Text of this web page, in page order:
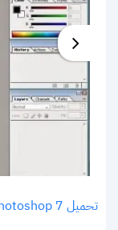
تحميل Photoshop 7